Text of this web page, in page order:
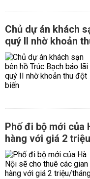
Chủ dự án khách
quý II nhờ khoản
Phố đi bộ mới của
hàng với giá 2